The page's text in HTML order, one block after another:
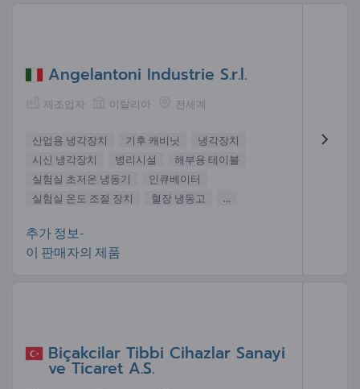
Angelantoni Industrie S.r.l.
제조업자 이탈리아 전세계
산업용 냉각장치 기후 캐비닛
냉각장치
시신 냉각장치
병리시설
해부용 테이블
실험실 초저온 냉동기
인큐베이터
실험실 온도 조절 장치
혈장 냉동고 ...
추가 정보-
이 판매자의 제품
Biçakcilar Tibbi Cihazlar Sanayi
ve Ticaret A.S.